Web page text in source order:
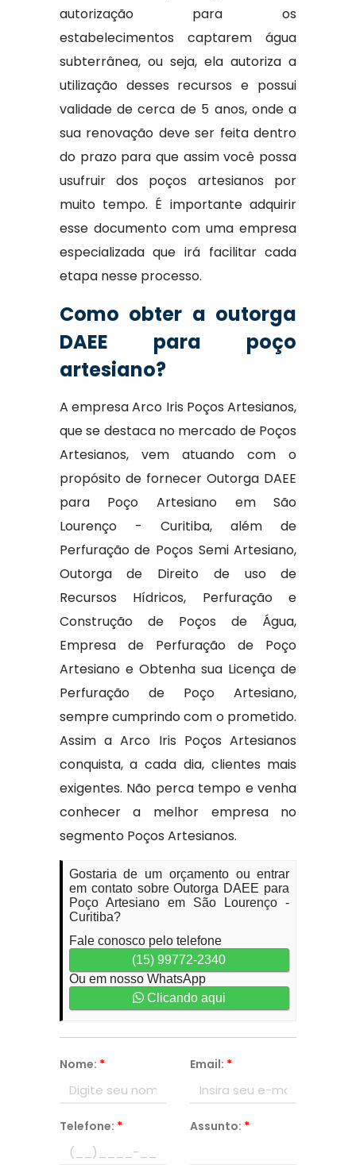
autorização para os
estabelecimentos captarem água
subterrânea, ou seja, ela autoriza a
utilização desses recursos e possui
validade de cerca de 5 anos, onde a
sua renovação deve ser feita dentro
do prazo para que assim você possa
usufruir dos poços artesianos por
muito tempo. É importante adquirir
esse documento com uma empresa
especializada que irá facilitar cada
etapa nesse processo.
Como obter a outorga
DAEE para poço
artesiano?
A empresa Arco Iris Poços Artesianos,
que se destaca no mercado de Poços
Artesianos, vem atuando com o
propósito de fornecer Outorga DAEE
para Poço Artesiano em São
Lourenço - Curitiba, além de
Perfuração de Poços Semi Artesiano,
Outorga de Direito de uso de
Recursos Hídricos, Perfuração e
Construção de Poços de Água,
Empresa de Perfuração de Poço
Artesiano e Obtenha sua Licença de
Perfuração de Poço Artesiano,
sempre cumprindo com o prometido.
Assim a Arco Iris Poços Artesianos
conquista, a cada dia, clientes mais
exigentes. Não perca tempo e venha
conhecer a melhor empresa no
segmento Poços Artesianos.
Gostaria de um orçamento ou entrar
em contato sobre Outorga DAEE para
Poço Artesiano em São Lourenço -
Curitiba?
Fale conosco pelo telefone
(15) 99772-2340
Ou em nosso WhatsApp
Clicando aqui
Nome: * Email: *
Telefone: * Assunto: *